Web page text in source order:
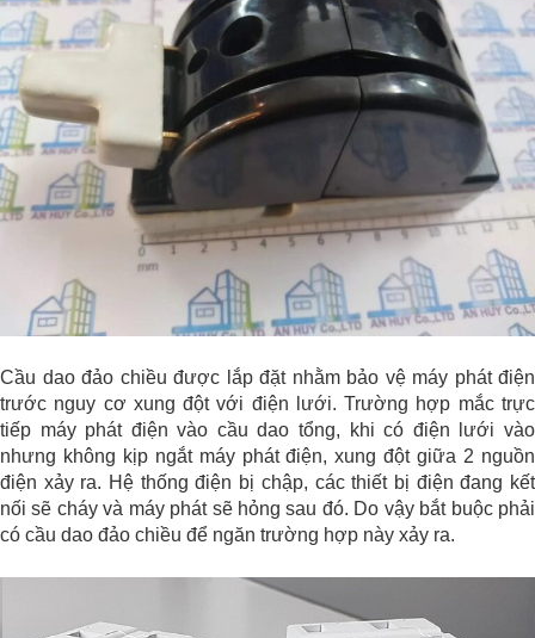
Cầu dao đảo chiều được lắp đặt nhằm bảo vệ máy phát điện
trước nguy cơ xung đột với điện lưới. Trường hợp mắc trực
tiếp máy phát điện vào cầu dao tổng, khi có điện lưới vào
nhưng không kịp ngắt máy phát điện, xung đột giữa 2 nguồn
điện xảy ra. Hệ thống điện bị chập, các thiết bị điện đang kết
nối sẽ cháy và máy phát sẽ hỏng sau đó. Do vậy bắt buộc phải
có cầu dao đảo chiều để ngăn trường hợp này xảy ra.